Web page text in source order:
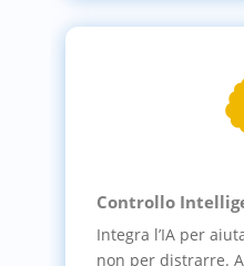
Controllo
Integra l’IA per
non per distrarre.